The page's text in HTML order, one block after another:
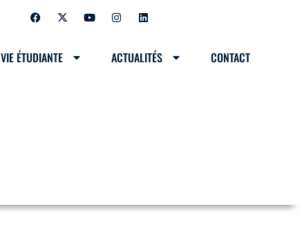
VIE ÉTUDIANTE ACTUALITÉS
CONTACT